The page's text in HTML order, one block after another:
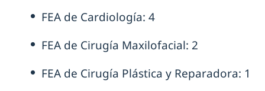
FEA de Cardiología: 4
FEA de Cirugía Maxilofacial: 2
FEA de Cirugía Plástica y Reparadora: 1